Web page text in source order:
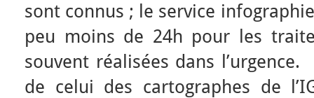
sont connus ; le service
peu moins de 24h pour les
souvent réalisées dans
de celui des cartographes de